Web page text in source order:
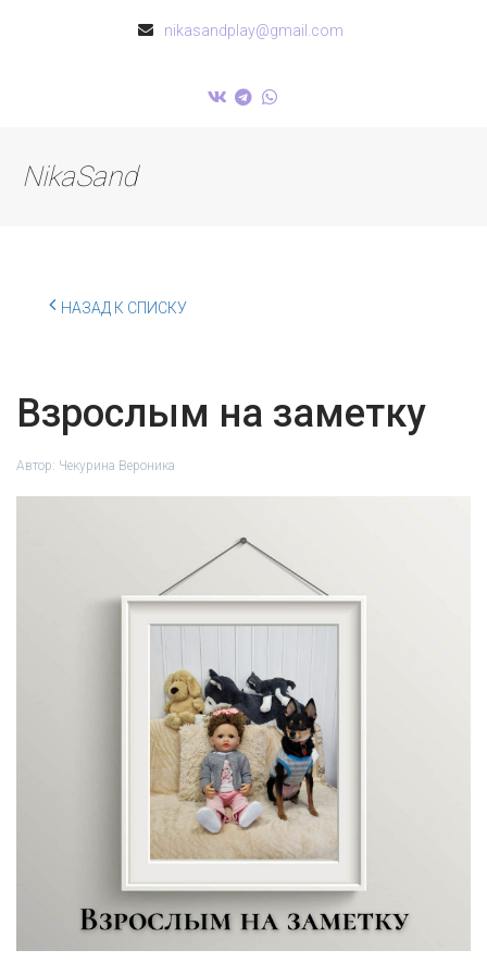
nikasandplay@gmail.com
NikaSand
НАЗАД К СПИСКУ
Взрослым на заметку
Автор: Чекурина Вероника